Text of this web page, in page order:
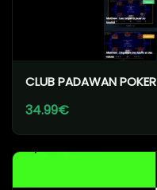
CLUB PADAWAN POKER
34.99€